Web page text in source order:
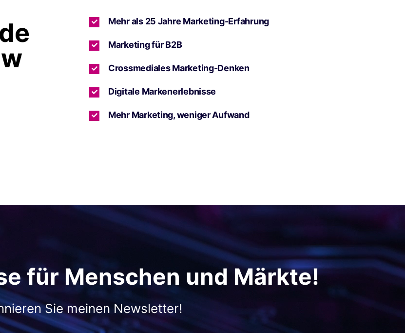
Mehr als 25 Jahre Marketing-Erfahrung
Marketing für B2B
Crossmediales Marketing-Denken
Digitale Markenerlebnisse
Mehr Marketing, weniger Aufwand
für Menschen und Märkte!
Sie meinen Newsletter!